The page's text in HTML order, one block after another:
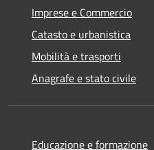
Imprese e Commercio
Catasto e urbanistica
Mobilità e trasporti
Anagrafe e stato civile
Educazione e formazione